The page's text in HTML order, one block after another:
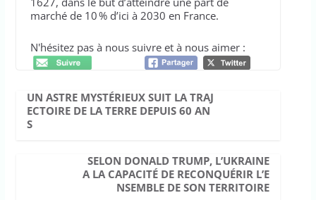
marché de 10 % d’ici à 2030 en France.
N'hésitez pas à nous suivre et à nous aimer :
UN ASTRE MYSTÉRIEUX SUIT LA TRAJ
ECTOIRE DE LA TERRE DEPUIS 60 AN
S
SELON DONALD TRUMP, L’UKRAINE
A LA CAPACITÉ DE RECONQUÉRIR L’E
NSEMBLE DE SON TERRITOIRE